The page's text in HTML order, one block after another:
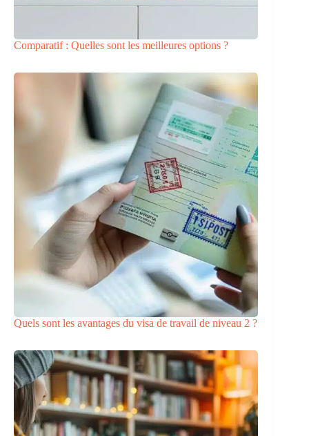
Comparatif : Quelles sont les meilleures options ?
Quels sont les avantages du visa de travail de niveau 2 ?